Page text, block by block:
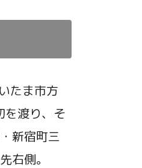
たま市方
を渡り、そ
新宿町三
右側。